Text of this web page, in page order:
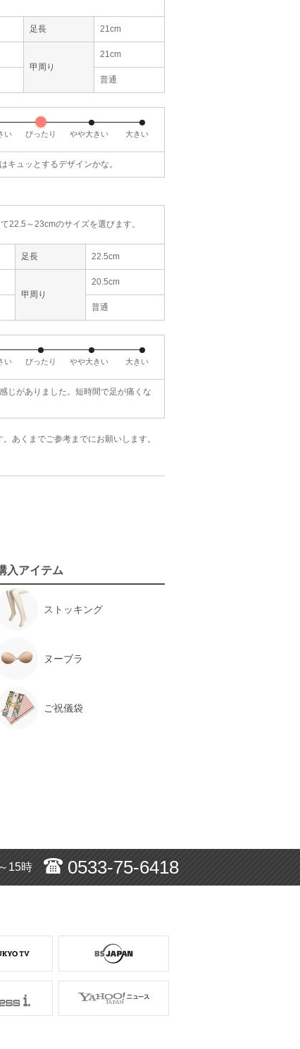
足長 21cm
甲周り
21cm
普通
い ぴったり やや大きい 大きい
キュッとするデザインかな。
22.5～23cmのサイズを選びます。
足長 22.5cm
甲周り
20.5cm
普通
い ぴったり やや大きい 大きい
じがありました。短時間で足が痛くな
あくまでご参考までにお願いします。
trattoria
6泊7日2,190円
JELLY BEANS
6泊7日 2,310
入アイテム
ストッキング
ヌーブラ
ご祝儀袋
15時 0533-75-6418